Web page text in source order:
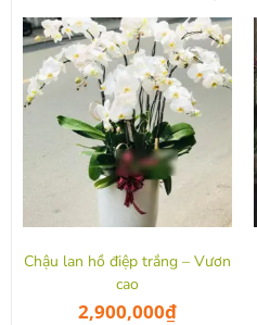
Chậu lan hồ điệp trắng – Vươn
cao
2,900,000₫